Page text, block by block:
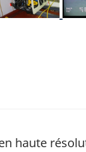
haute